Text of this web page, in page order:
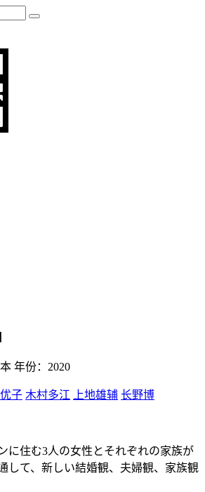
年份： 2020
子 木村多江 上地雄辅 长野博
に住む3人の女性とそれぞれの家族が
して、新しい結婚観、夫婦観、家族観